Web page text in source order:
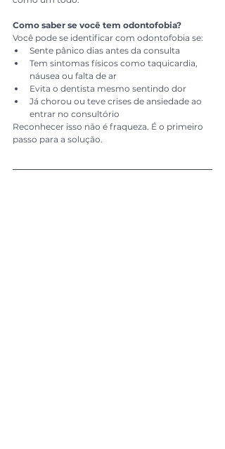
Como saber se você tem odontofobia?
Você pode se identificar com odontofobia se:
Sente pânico dias antes da consulta
Tem sintomas físicos como taquicardia,
náusea ou falta de ar
Evita o dentista mesmo sentindo dor
Já chorou ou teve crises de ansiedade ao
entrar no consultório
Reconhecer isso não é fraqueza. É o primeiro
passo para a solução.